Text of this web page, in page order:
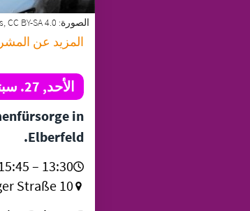
الصورة:
المزيد عن
الأحد, 27. سبتمبر
in
Elberfeld.
13:30 – 15:45
Straße 10